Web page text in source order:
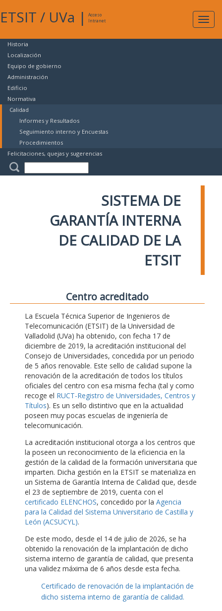
ETSIT / UVa |
Acceso
Intranet
Historia
Localización
Equipo de gobierno
Administración
Edificio
Normativa
Calidad
Informes y Resultados
Seguimiento interno y Encuestas
Procedimientos
Felicitaciones, quejas y sugerencias
SISTEMA DE
GARANTÍA INTERNA
DE CALIDAD DE LA
ETSIT
Centro acreditado
La Escuela Técnica Superior de Ingenieros de
Telecomunicación (ETSIT) de la Universidad de
Valladolid (UVa) ha obtenido, con fecha 17 de
diciembre de 2019, la acreditación institucional del
Consejo de Universidades, concedida por un periodo
de 5 años renovable. Este sello de calidad supone la
renovación de la acreditación de todos los títulos
oficiales del centro con esa misma fecha (tal y como
recoge el RUCT-Registro de Universidades, Centros y
Títulos). Es un sello distintivo que en la actualidad
poseen muy pocas escuelas de ingeniería de
telecomunicación.
La acreditación institucional otorga a los centros que
la poseen un reconocimiento de la eficiencia en la
gestión de la calidad de la formación universitaria que
imparten. Dicha gestión en la ETSIT se materializa en
un Sistema de Garantía Interna de Calidad que, desde
el 23 de septiembre de 2019, cuenta con el
certificado ELENCHOS, concedido por la Agencia
para la Calidad del Sistema Universitario de Castilla y
León (ACSUCYL).
De este modo, desde el 14 de julio de 2026, se ha
obtenido la renovación de la implantación de dicho
sistema interno de garantía de calidad, que presenta
una validez máxima de 6 años desde esta fecha.
Certificado de renovación de la implantación de
dicho sistema interno de garantía de calidad.